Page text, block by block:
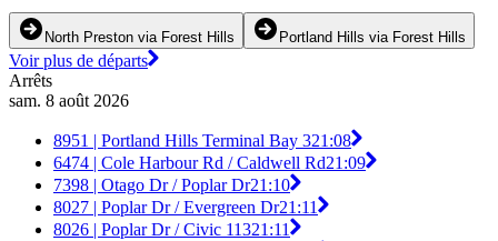
North Preston via Forest Hills Portland Hills via Forest Hills
Voir plus de départs
Arrêts
sam. 8 août 2026
8951 | Portland Hills Terminal Bay 321:08
6474 | Cole Harbour Rd / Caldwell Rd21:09
7398 | Otago Dr / Poplar Dr21:10
8027 | Poplar Dr / Evergreen Dr21:11
8026 | Poplar Dr / Civic 11321:11